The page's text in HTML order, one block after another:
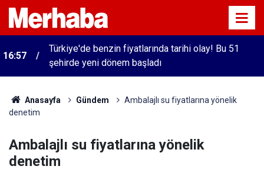
16:57
Türkiye'de benzin fiyatlarında tarihi olay! Bu 51
şehirde yeni dönem başladı
Anasayfa Gündem
Ambalajlı su fiyatlarına yönelik
denetim
Ambalajlı su fiyatlarına yönelik
denetim